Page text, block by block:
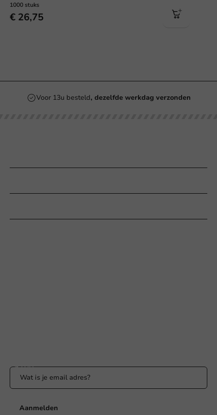
1000 stuks
€ 26,75
Voor 13u besteld, dezelfde werkdag verzonden
Aanmelden